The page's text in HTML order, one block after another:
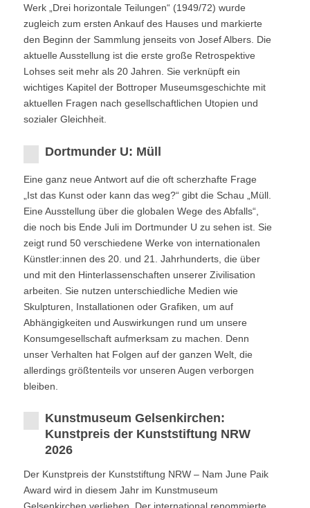
Werk „Drei horizontale Teilungen“ (1949/72) wurde
zugleich zum ersten Ankauf des Hauses und markierte
den Beginn der Sammlung jenseits von Josef Albers. Die
aktuelle Ausstellung ist die erste große Retrospektive
Lohses seit mehr als 20 Jahren. Sie verknüpft ein
wichtiges Kapitel der Bottroper Museumsgeschichte mit
aktuellen Fragen nach gesellschaftlichen Utopien und
sozialer Gleichheit.
Dortmunder U: Müll
Eine ganz neue Antwort auf die oft scherzhafte Frage
„Ist das Kunst oder kann das weg?“ gibt die Schau „Müll.
Eine Ausstellung über die globalen Wege des Abfalls“,
die noch bis Ende Juli im Dortmunder U zu sehen ist. Sie
zeigt rund 50 verschiedene Werke von internationalen
Künstler:innen des 20. und 21. Jahrhunderts, die über
und mit den Hinterlassenschaften unserer Zivilisation
arbeiten. Sie nutzen unterschiedliche Medien wie
Skulpturen, Installationen oder Grafiken, um auf
Abhängigkeiten und Auswirkungen rund um unsere
Konsumgesellschaft aufmerksam zu machen. Denn
unser Verhalten hat Folgen auf der ganzen Welt, die
allerdings größtenteils vor unseren Augen verborgen
bleiben.
Kunstmuseum Gelsenkirchen:
Kunstpreis der Kunststiftung NRW
2026
Der Kunstpreis der Kunststiftung NRW – Nam June Paik
Award wird in diesem Jahr im Kunstmuseum